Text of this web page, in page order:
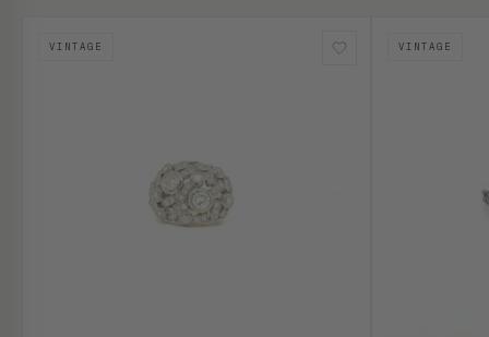
VINTAGE VINTAGE